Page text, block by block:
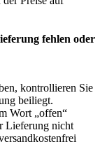
fehlen oder
kontrollieren Sie
beiliegt.
Wort „offen“
Lieferung nicht